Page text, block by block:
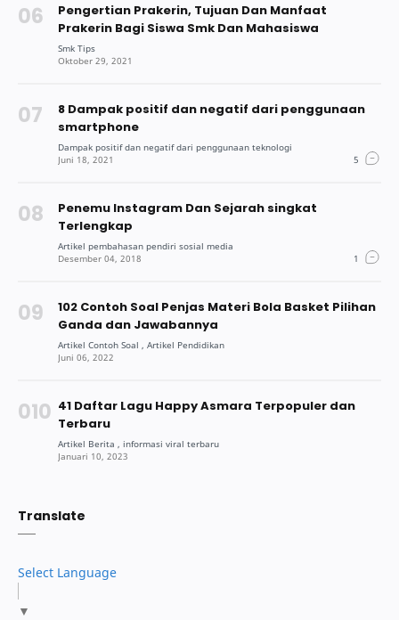
Pengertian Prakerin, Tujuan Dan Manfaat
Prakerin Bagi Siswa Smk Dan Mahasiswa
8 Dampak positif dan negatif dari penggunaan
smartphone
Penemu Instagram Dan Sejarah singkat
Terlengkap
102 Contoh Soal Penjas Materi Bola Basket Pilihan
Ganda dan Jawabannya
41 Daftar Lagu Happy Asmara Terpopuler dan
Terbaru
Translate
Select Language
▼